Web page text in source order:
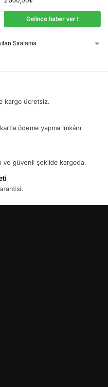
Gelince haber ver !
kargo ücretsiz.
ödeme yapma imkânı
ve güvenli şekilde kargoda.